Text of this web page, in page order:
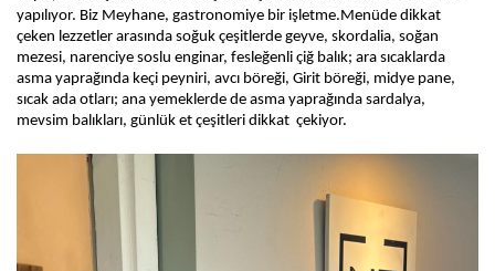
yapılıyor. Biz Meyhane, gastronomiye bir işletme.Menüde dikkat
çeken lezzetler arasında soğuk çeşitlerde geyve, skordalia, soğan
mezesi, narenciye soslu enginar, fesleğenli çiğ balık; ara sıcaklarda
asma yaprağında keçi peyniri, avcı böreği, Girit böreği, midye pane,
sıcak ada otları; ana yemeklerde de asma yaprağında sardalya,
mevsim balıkları, günlük et çeşitleri dikkat  çekiyor.